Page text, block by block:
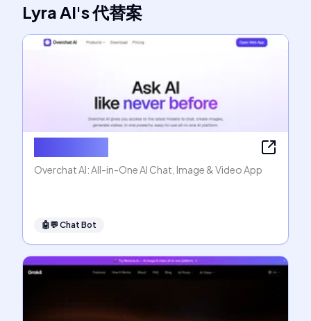
Lyra AI's代替案
Overchat AI: All-in-One AI Chat, Image & Video App
🤖💬 Chat Bot